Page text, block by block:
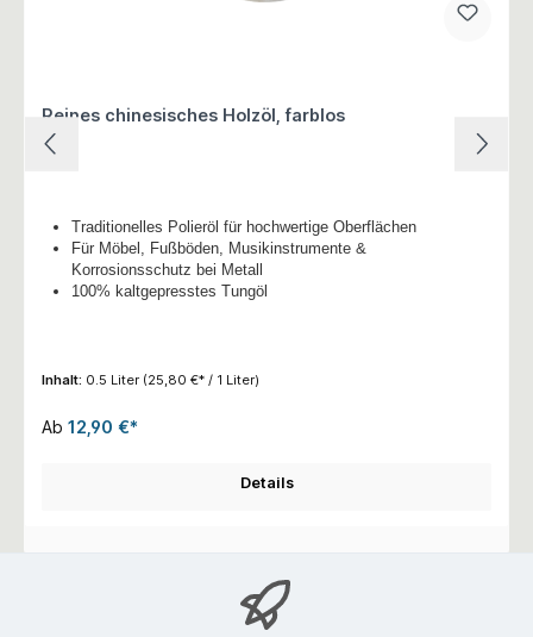
Reines chinesisches Holzöl, farblos
Traditionelles Polieröl für hochwertige Oberflächen
Für Möbel, Fußböden, Musikinstrumente &
Korrosionsschutz bei Metall
100% kaltgepresstes Tungöl
Inhalt: 0.5 Liter (25,80 €* / 1 Liter)
Ab 12,90 €*
Details